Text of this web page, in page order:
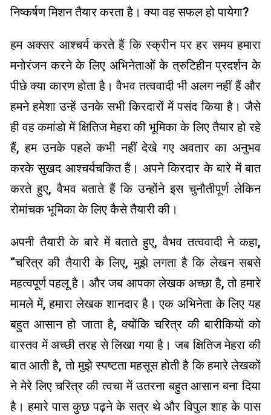
निष्कर्षण मिशन तैयार करता है। क्या वह सफल हो पायेगा?
हम अक्सर आश्चर्य करते हैं कि स्क्रीन पर हर समय हमारा
मनोरंजन करने के लिए अभिनेताओं के त्रुटिहीन प्रदर्शन के
पीछे क्या कारण होता है। वैभव तत्ववादी भी अलग नहीं हैं और
हमने हमेशा उन्हें उनके सभी किरदारों में पसंद किया है। जैसे
ही वह कमांडो में क्षितिज मेहरा की भूमिका के लिए तैयार हो रहे
हैं, हम उनके पहले कभी नहीं देखे गए अवतार का अनुभव
करके सुखद आश्चर्यचकित हैं। अपने किरदार के बारे में बात
करते हुए, वैभव बताते हैं कि उन्होंने इस चुनौतीपूर्ण लेकिन
रोमांचक भूमिका के लिए कैसे तैयारी की।
अपनी तैयारी के बारे में बताते हुए, वैभव तत्ववादी ने कहा,
“चरित्र की तैयारी के लिए, मुझे लगता है कि लेखन सबसे
महत्वपूर्ण पहलू है। और जब आपका लेखक अच्छा है, तो हमारे
मामले में, हमारा लेखक शानदार है। एक अभिनेता के लिए यह
बहुत आसान हो जाता है, क्योंकि चरित्र की बारीकियों को
वास्तव में अच्छी तरह से लिखा गया है। जब क्षितिज मेहरा की
बात आती है, तो मुझे स्पष्टता महसूस होती है कि हमारे लेखकों
ने मेरे लिए चरित्र की त्वचा में उतरना बहुत आसान बना दिया
है। हमारे पास कुछ पढ़ने के सत्र थे और विपुल शाह के पास